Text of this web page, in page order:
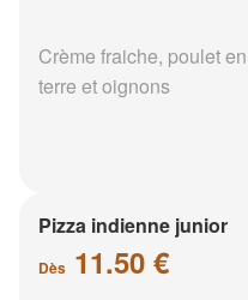
Crème fraiche, poulet
terre et oignons
Pizza indienne junior
Dès 11.50 €